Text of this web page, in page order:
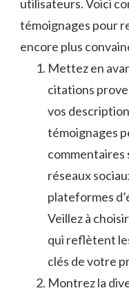
utilisateurs. Voici
‍témoignages pour
encore⁣ plus
Mettez en
citations
vos
témoignages‌
commentaires⁤
réseaux
plateformes⁤
Veillez⁤ à
qui⁣ reflètent
clés de votre
Montrez ⁤la